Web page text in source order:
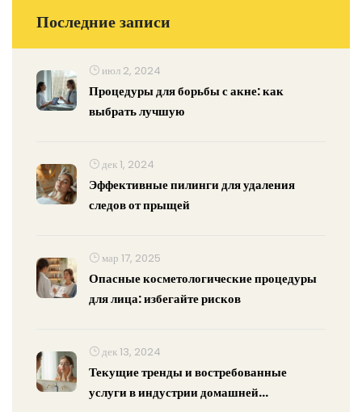
Последние записи
июл 2, 2024
Процедуры для борьбы с акне: как
выбрать лучшую
дек 1, 2024
Эффективные пилинги для удаления
следов от прыщей
мар 17, 2025
Опасные косметологические процедуры
для лица: избегайте рисков
дек 13, 2024
Текущие тренды и востребованные
услуги в индустрии домашней